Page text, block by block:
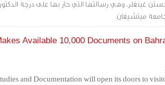
غينغلر، وهي رسالتها التي حاز بها على درجة
ميتشيغان.
Available 10,000 Documents on
and Documentation will open its doors to